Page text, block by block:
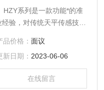
HZY系列是一款功能*的准
验，对传统天平传感技术
软件编程，对新一代单体
：称重响应性快，耐久性
互兼容等特点。
品价格： 面议
新日期： 2023-06-06
在线留言